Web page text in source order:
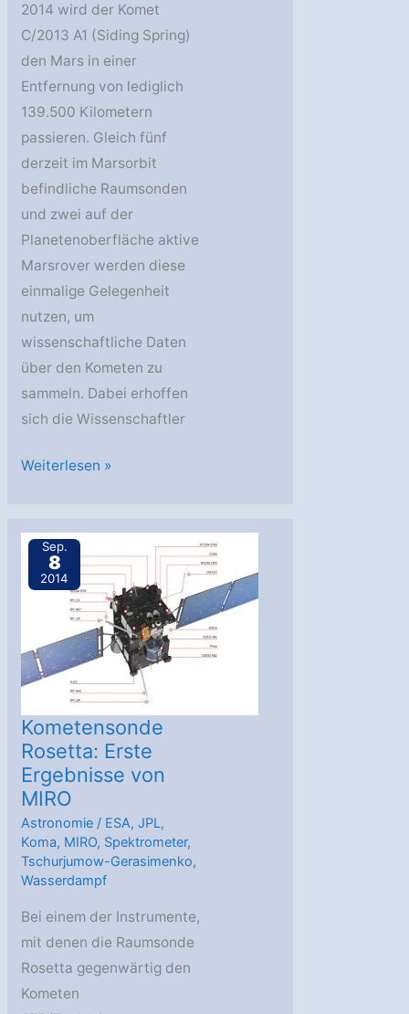
2014 wird der Komet
C/2013 A1 (Siding Spring)
den Mars in einer
Entfernung von lediglich
139.500 Kilometern
passieren. Gleich fünf
derzeit im Marsorbit
befindliche Raumsonden
und zwei auf der
Planetenoberfläche aktive
Marsrover werden diese
einmalige Gelegenheit
nutzen, um
wissenschaftliche Daten
über den Kometen zu
sammeln. Dabei erhoffen
sich die Wissenschaftler
Der
Spring
besucht
den
Weiterlesen »
Sep.
8
2014
Kometensonde
Rosetta: Erste
Ergebnisse von
MIRO
Astronomie / ESA,JPL,
Koma, MIRO, Spektrometer,
Tschurjumow-Gerasimenko,
Wasserdampf
Bei einem der Instrumente,
mit denen die Raumsonde
Rosetta gegenwärtig den
Kometen